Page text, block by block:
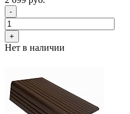
-
+
Нет в наличии